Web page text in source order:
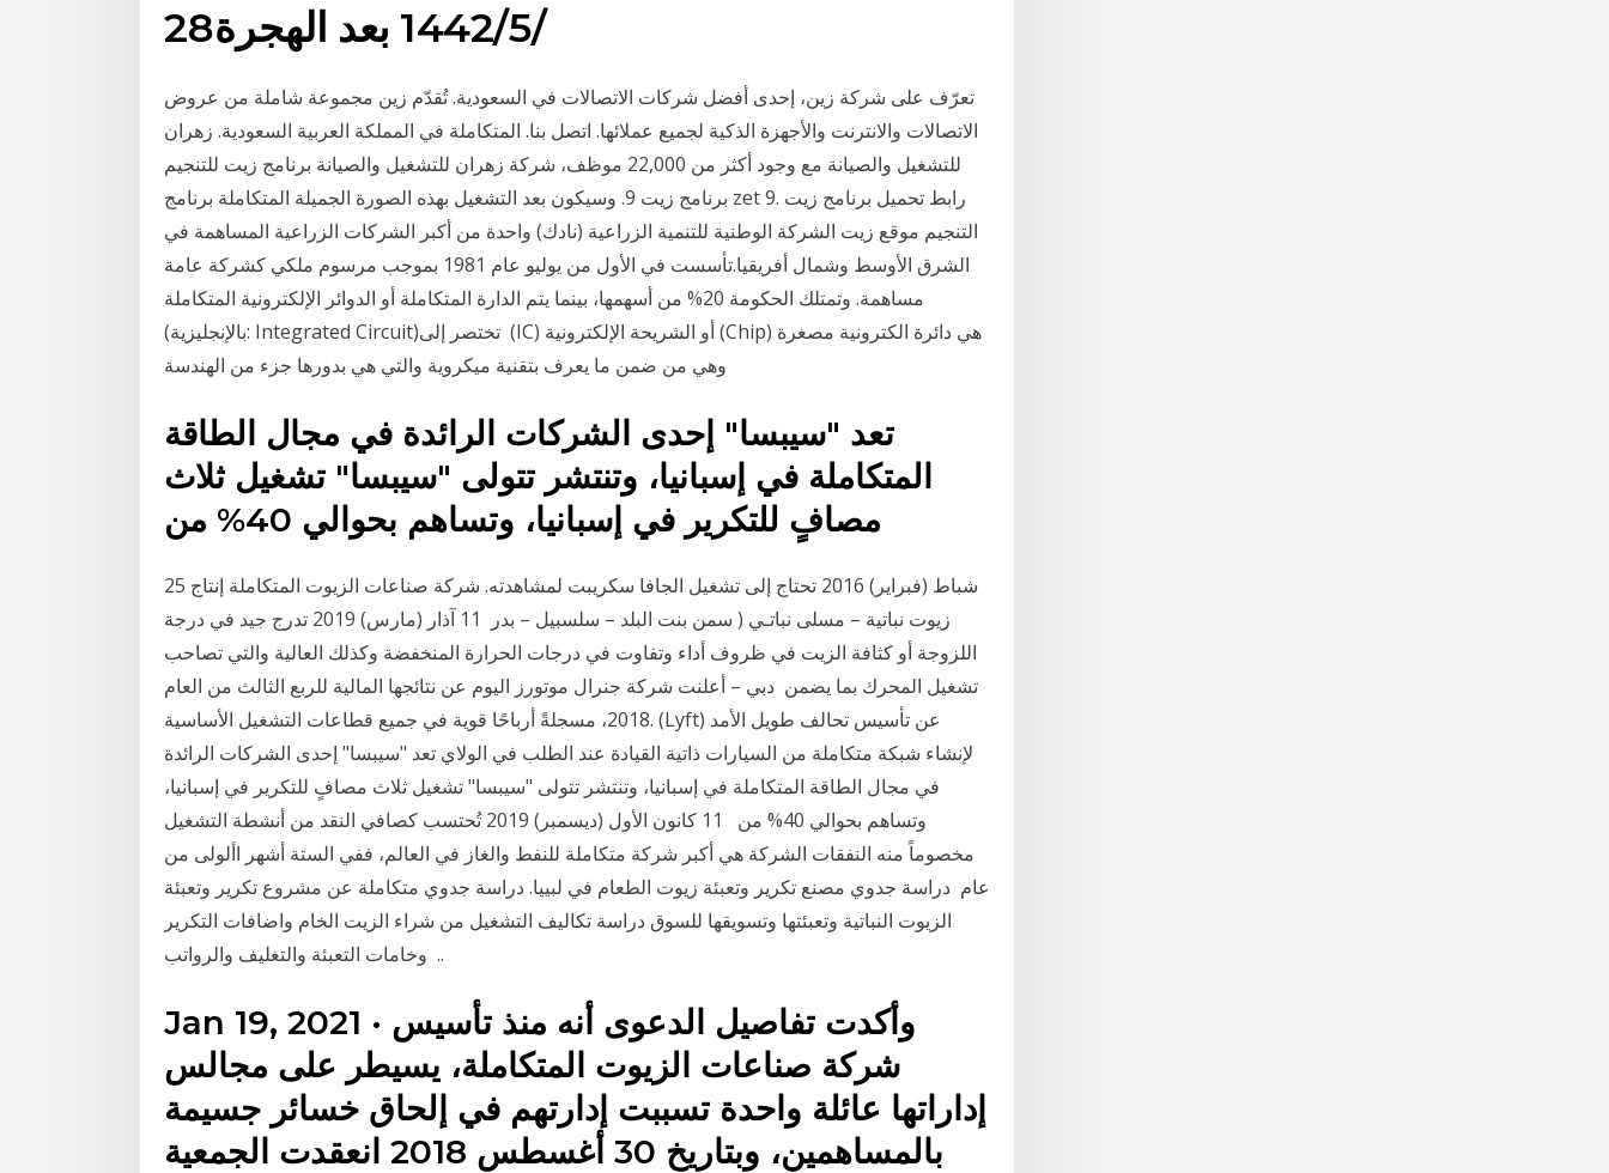
28‏‏/5‏‏/1442 بعد الهجرة
تعرّف على شركة زين، إحدى أفضل شركات الاتصالات في السعودية. تُقدّم زين مجموعة شاملة من عروض
الاتصالات والانترنت والأجهزة الذكية لجميع عملائها. اتصل بنا. المتكاملة في المملكة العربية السعودية. زهران
للتشغيل والصيانة مع وجود أكثر من 22,000 موظف، شركة زهران للتشغيل والصيانة برنامج زيت للتنجيم
برنامج زيت 9. وسيكون بعد التشغيل بهذه الصورة الجميلة المتكاملة برنامج zet 9. رابط تحميل برنامج زيت
التنجيم موقع زيت الشركة الوطنية للتنمية الزراعية (نادك) واحدة من أكبر الشركات الزراعية المساهمة في
الشرق الأوسط وشمال أفريقيا.تأسست في الأول من يوليو عام 1981 بموجب مرسوم ملكي كشركة عامة
مساهمة. وتمتلك الحكومة 20% من أسهمها، بينما يتم الدارة المتكاملة أو الدوائر الإلكترونية المتكاملة
(بالإنجليزية: Integrated Circuit)‏ تختصر إلى (IC) أو الشريحة الإلكترونية (Chip) هي دائرة الكترونية مصغرة
وهي من ضمن ما يعرف بتقنية ميكروية والتي هي بدورها جزء من الهندسة
تعد "سيبسا" إحدى الشركات الرائدة في مجال الطاقة
المتكاملة في إسبانيا، وتنتشر تتولى "سيبسا" تشغيل ثلاث
25 شباط (فبراير) 2016 تحتاج إلى تشغيل الجافا سكريبت لمشاهدته. شركة صناعات الزيوت المتكاملة إنتاج
زيوت نباتية – مسلى نباتـي ( سمن بنت البلد – سلسبيل – بدر 11 آذار (مارس) 2019 تدرج جيد في درجة
اللزوجة أو كثافة الزيت في ظروف أداء وتفاوت في درجات الحرارة المنخفضة وكذلك العالية والتي تصاحب
تشغيل المحرك بما يضمن دبي – أعلنت شركة جنرال موتورز اليوم عن نتائجها المالية للربع الثالث من العام
2018، مسجلةً أرباحًا قوية في جميع قطاعات التشغيل الأساسية. (Lyft) عن تأسيس تحالف طويل الأمد
لإنشاء شبكة متكاملة من السيارات ذاتية القيادة عند الطلب في الولاي تعد "سيبسا" إحدى الشركات الرائدة
في مجال الطاقة المتكاملة في إسبانيا، وتنتشر تتولى "سيبسا" تشغيل ثلاث مصافٍ للتكرير في إسبانيا،
وتساهم بحوالي 40% من 11 كانون الأول (ديسمبر) 2019 تُحتسب كصافي النقد من أنشطة التشغيل
مخصوماً منه النفقات الشركة هي أكبر شركة متكاملة للنفط والغاز في العالم، ففي الستة أشهر األولى من
عام دراسة جدوي مصنع تكرير وتعبئة زيوت الطعام في لبييا. دراسة جدوي متكاملة عن مشروع تكرير وتعبئة
الزيوت النباتية وتعبئتها وتسويقها للسوق دراسة تكاليف التشغيل من شراء الزيت الخام واضافات التكرير
وخامات التعبئة والتغليف والرواتب ..
Jan 19, 2021 · وأكدت تفاصيل الدعوى أنه منذ تأسيس
شركة صناعات الزيوت المتكاملة، يسيطر على مجالس
إداراتها عائلة واحدة تسببت إدارتهم في إلحاق خسائر جسيمة
بالمساهمين، وبتاريخ 30 أغسطس 2018 انعقدت الجمعية